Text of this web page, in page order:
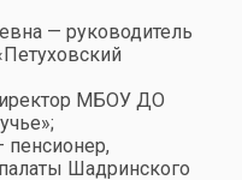
— руководитель
МБОУ ДО
Шадринского